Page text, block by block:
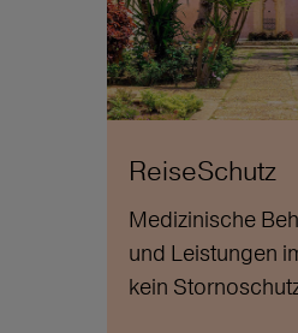
ReiseSchutz
Medizinische
und Leistungen
kein